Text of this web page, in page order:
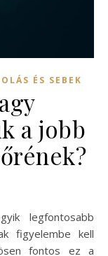
ÉS SEBEK
a jobb
figyelembe kell
fontos ez a